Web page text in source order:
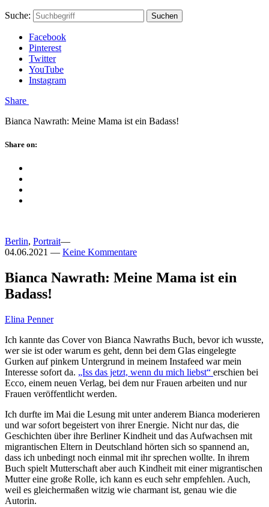
Skip
content
Hauptstadtmutti
Schließen
Search
Schließen
Suche: Suchen
Facebook
Pinterest
Twitter
YouTube
Instagram
Menü
Share
Bianca Nawrath: Meine Mama ist ein Badass!
Schließen
Share on:
Berlin, Portrait—
04.06.2021 — Keine Kommentare
Bianca Nawrath: Meine Mama ist ein
Badass!
Elina Penner
Ich kannte das Cover von Bianca Nawraths Buch, bevor ich wusste,
wer sie ist oder warum es geht, denn bei dem Glas eingelegte
Gurken auf pinkem Untergrund in meinem Instafeed war mein
Interesse sofort da. „Iss das jetzt, wenn du mich liebst“ erschien bei
Ecco, einem neuen Verlag, bei dem nur Frauen arbeiten und nur
Frauen veröffentlicht werden.
Ich durfte im Mai die Lesung mit unter anderem Bianca moderieren
und war sofort begeistert von ihrer Energie. Nicht nur das, die
Geschichten über ihre Berliner Kindheit und das Aufwachsen mit
migrantischen Eltern in Deutschland hörten sich so spannend an,
dass ich unbedingt noch einmal mit ihr sprechen wollte. In ihrem
Buch spielt Mutterschaft aber auch Kindheit mit einer migrantischen
Mutter eine große Rolle, ich kann es euch sehr empfehlen. Auch,
weil es gleichermaßen witzig wie charmant ist, genau wie die
Autorin.